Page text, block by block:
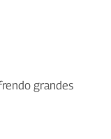
grandes